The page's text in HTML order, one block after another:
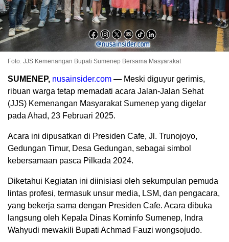
Foto. JJS Kemenangan Bupati Sumenep Bersama Masyarakat
SUMENEP, nusainsider.com — Meski diguyur gerimis,
ribuan warga tetap memadati acara Jalan-Jalan Sehat
(JJS) Kemenangan Masyarakat Sumenep yang digelar
pada Ahad, 23 Februari 2025.
Acara ini dipusatkan di Presiden Cafe, Jl. Trunojoyo,
Gedungan Timur, Desa Gedungan, sebagai simbol
kebersamaan pasca Pilkada 2024.
Diketahui Kegiatan ini diinisiasi oleh sekumpulan pemuda
lintas profesi, termasuk unsur media, LSM, dan pengacara,
yang bekerja sama dengan Presiden Cafe. Acara dibuka
langsung oleh Kepala Dinas Kominfo Sumenep, Indra
Wahyudi mewakili Bupati Achmad Fauzi wongsojudo.